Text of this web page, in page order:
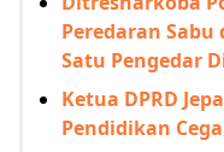
Peredaran
Satu Pengedar
Ketua DPRD
Pendidikan